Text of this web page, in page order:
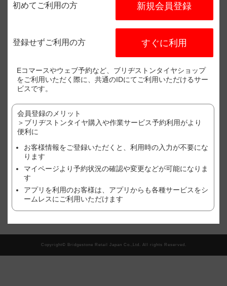
0827-34-1133
※表示価格はあくまで目安となります。
※店別、車種、サイズ別に価格が異なります。
※ご利用店舗でのご購入状況(追加作業や、廃タイヤ処理やゴムバルブ
さい。
※作業店舗以外で購入されたタイヤの場合は、作業料金が異なる場合
がございます。詳しくは、店舗にてご確認ください。
※おクルマ、タイヤ、ホイール等の状態により、作業をお断りする場
現在、この店舗では順番待ち予約を受け付けておりません。
翌日以降の予約をご希望の方はこちら
初めてご利用の方 新規会員登録
登録せずご利用の方 すぐに利用
Eコマースやウェブ予約など、ブリヂストンタイヤショップ
をご利用いただく際に、共通のIDにてご利用いただけるサー
ビスです。
会員登録のメリット
＞ブリヂストンタイヤ購入や作業サービス予約利用がより
便利に
お客様情報をご登録いただくと、利用時の入力が不要にな
ります
マイページより予約状況の確認や変更などが可能になりま
す
アプリを利用のお客様は、アプリからも各種サービスをシ
ームレスにご利用いただけます
Copyright© Bridgestone Retail Japan Co.,Ltd. All rights Reserved.